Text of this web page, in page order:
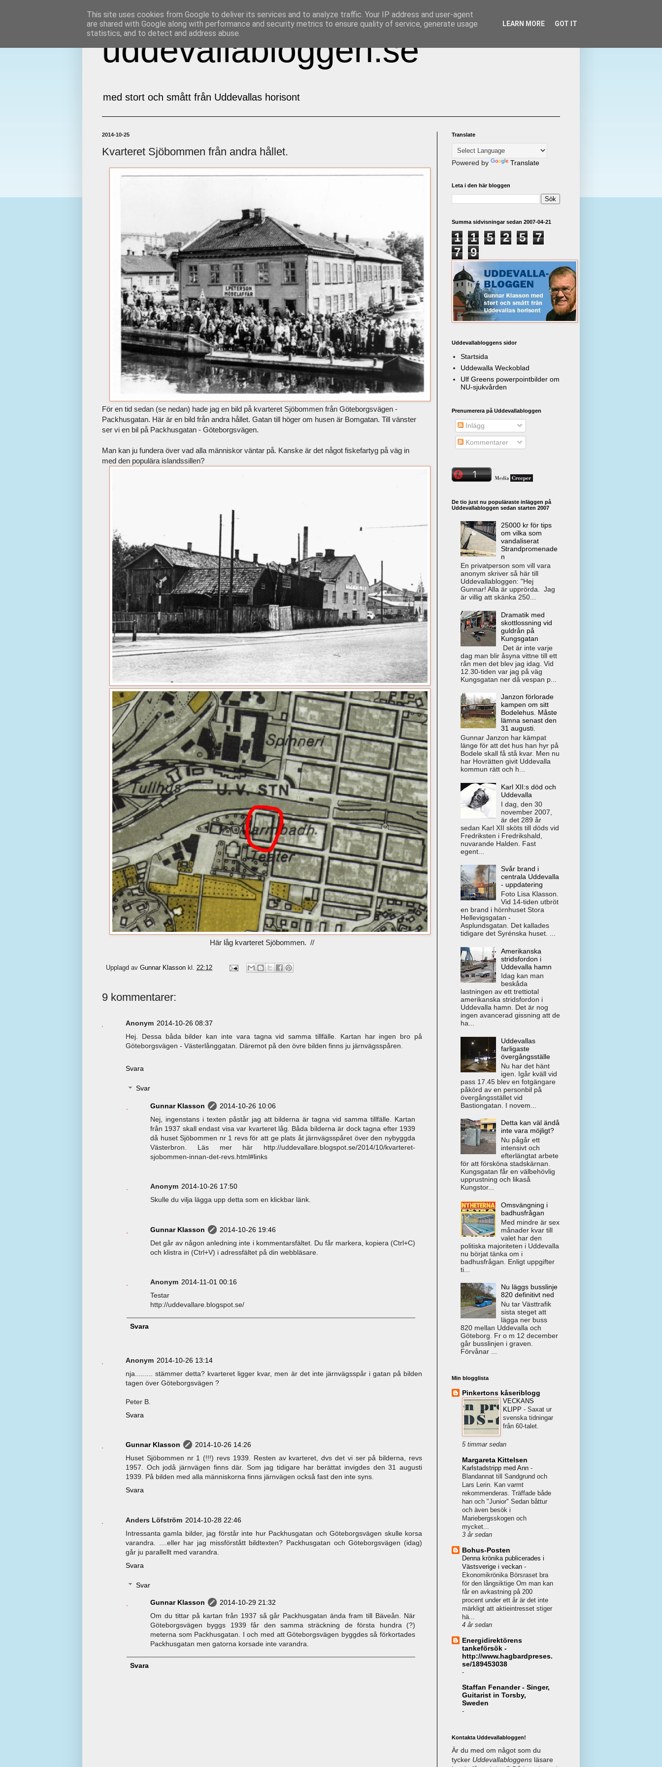
uddevallabloggen.se
med stort och smått från Uddevallas horisont
2014-10-25
Kvarteret Sjöbommen från andra hållet.
För en tid sedan (se nedan) hade jag en bild på kvarteret Sjöbommen från Göteborgsvägen -
Packhusgatan. Här är en bild från andra hållet. Gatan till höger om husen är Bomgatan. Till vänster
ser vi en bil på Packhusgatan - Göteborgsvägen.
Man kan ju fundera över vad alla människor väntar på. Kanske är det något fiskefartyg på väg in
med den populära islandssillen?
Här låg kvarteret Sjöbommen. //
Upplagd av Gunnar Klasson kl. 22:12
9 kommentarer:
Anonym 2014-10-26 08:37
Hej. Dessa båda bilder kan inte vara tagna vid samma tillfälle. Kartan har ingen bro på
Göteborgsvägen - Västerlånggatan. Däremot på den övre bilden finns ju järnvägsspåren.
Svara
Svar
Gunnar Klasson
2014-10-26 10:06
Nej, ingenstans i texten påstår jag att bilderna är tagna vid samma tillfälle. Kartan
från 1937 skall endast visa var kvarteret låg. Båda bilderna är dock tagna efter 1939
då huset Sjöbommen nr 1 revs för att ge plats åt järnvägsspåret över den nybyggda
Västerbron. Läs mer här http://uddevallare.blogspot.se/2014/10/kvarteret-
sjobommen-innan-det-revs.html#links
Anonym 2014-10-26 17:50
Skulle du vilja lägga upp detta som en klickbar länk.
Gunnar Klasson
2014-10-26 19:46
Det går av någon anledning inte i kommentarsfältet. Du får markera, kopiera (Ctrl+C)
och klistra in (Ctrl+V) i adressfältet på din webbläsare.
Anonym 2014-11-01 00:16
Testar
http://uddevallare.blogspot.se/
Svara
Anonym 2014-10-26 13:14
nja......... stämmer detta? kvarteret ligger kvar, men är det inte järnvägsspår i gatan på bilden
tagen över Göteborgsvägen ?
Peter B.
Svara
Gunnar Klasson
2014-10-26 14:26
Huset Sjöbommen nr 1 (!!!) revs 1939. Resten av kvarteret, dvs det vi ser på bilderna, revs
1957. Och jodå järnvägen finns där. Som jag tidigare har berättat invigdes den 31 augusti
1939. På bilden med alla människorna finns järnvägen också fast den inte syns.
Svara
Anders Löfström 2014-10-28 22:46
Intressanta gamla bilder, jag förstår inte hur Packhusgatan och Göteborgsvägen skulle korsa
varandra. ....eller har jag missförstått bildtexten? Packhusgatan och Göteborgsvägen (idag)
går ju parallellt med varandra.
Svara
Svar
Gunnar Klasson
2014-10-29 21:32
Om du tittar på kartan från 1937 så går Packhusgatan ända fram till Bäveån. När
Göteborgsvägen byggs 1939 får den samma sträckning de första hundra (?)
meterna som Packhusgatan. I och med att Göteborgsvägen byggdes så förkortades
Packhusgatan men gatorna korsade inte varandra.
Svara
Translate
Powered by Translate
Leta i den här bloggen
Summa sidvisningar sedan 2007-04-21
1 1 5 2 5
7
7
9
Uddevallabloggens sidor
Startsida
Uddewalla Weckoblad
Ulf Greens powerpointbilder om
NU-sjukvården
Prenumerera på Uddevallabloggen
Inlägg
Kommentarer
De tio just nu populäraste inläggen på
Uddevallabloggen sedan starten 2007
25000 kr för tips
om vilka som
vandaliserat
Strandpromenade
n
En privatperson som vill vara
anonym skriver så här till
Uddevallabloggen: "Hej
Gunnar! Alla är upprörda. Jag
är villig att skänka 250...
Dramatik med
skottlossning vid
guldrån på
Kungsgatan
Det är inte varje
dag man blir åsyna vittne till ett
rån men det blev jag idag. Vid
12.30-tiden var jag på väg
Kungsgatan ner då vespan p...
Janzon förlorade
kampen om sitt
Bodelehus. Måste
lämna senast den
31 augusti.
Gunnar Janzon har kämpat
länge för att det hus han hyr på
Bodele skall få stå kvar. Men nu
har Hovrätten givit Uddevalla
kommun rätt och h...
Karl XII:s död och
Uddevalla
I dag, den 30
november 2007,
är det 289 år
sedan Karl XII sköts till döds vid
Fredriksten i Fredrikshald,
nuvarande Halden. Fast
egent...
Svår brand i
centrala Uddevalla
- uppdatering
Foto Lisa Klasson.
Vid 14-tiden utbröt
en brand i hörnhuset Stora
Hellevigsgatan -
Asplundsgatan. Det kallades
tidigare det Syrénska huset. ...
Amerikanska
stridsfordon i
Uddevalla hamn
Idag kan man
beskåda
lastningen av ett trettiotal
amerikanska stridsfordon i
Uddevalla hamn. Det är nog
ingen avancerad gissning att de
ha...
Uddevallas
farligaste
övergångsställe
Nu har det hänt
igen. Igår kväll vid
pass 17.45 blev en fotgängare
påkörd av en personbil på
övergångsstället vid
Bastiongatan. I novem...
Detta kan väl ändå
inte vara möjligt?
Nu pågår ett
intensivt och
efterlängtat arbete
för att försköna stadskärnan.
Kungsgatan får en välbehövlig
upprustning och likaså
Kungstor...
Omsvängning i
badhusfrågan
Med mindre är sex
månader kvar till
valet har den
politiska majoriteten i Uddevalla
nu börjat tänka om i
badhusfrågan. Enligt uppgifter
ti...
Nu läggs busslinje
820 definitivt ned
Nu tar Västtrafik
sista steget att
lägga ner buss
820 mellan Uddevalla och
Göteborg. Fr o m 12 december
går busslinjen i graven.
Förvånar ...
Min blogglista
Pinkertons kåseriblogg
VECKANS
KLIPP - Saxat ur
svenska tidningar
från 60-talet.
5 timmar sedan
Margareta Kittelsen
Karlstadstripp med Ann -
Blandannat till Sandgrund och
Lars Lerin. Kan varmt
rekommenderas. Träffade både
han och "Junior" Sedan båttur
och även besök i
Mariebergsskogen och
mycket...
3 år sedan
Bohus-Posten
Denna krönika publicerades i
Västsverige i veckan -
Ekonomikrönika Börsraset bra
för den långsiktige Om man kan
får en avkastning på 200
procent under ett år är det inte
märkligt att aktieintresset stiger
hä...
4 år sedan
Energidirektörens
tankeförsök -
http://www.hagbardpreses.
se/189453038
-
Staffan Fenander - Singer,
Guitarist in Torsby,
Sweden
-
Kontakta Uddevallabloggen!
Är du med om något som du
tycker Uddevallabloggens läsare
This site uses cookies from Google to deliver its services and to analyze traffic. Your IP address and user-agent
are shared with Google along with performance and security metrics to ensure quality of service, generate usage
statistics, and to detect and address abuse.
LEARN MORE GOT IT